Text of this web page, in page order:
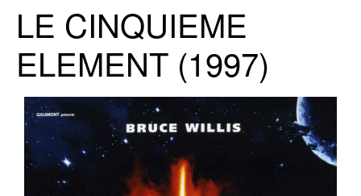
LE CINQUIEME
ELEMENT (1997)